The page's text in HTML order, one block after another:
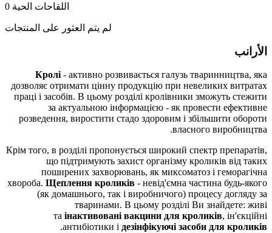
اللقاحات الحية 0
لم يتم العثور على المنتجات
الأرانب
Кролі - активно розвивається галузь тваринництва, яка
дозволяє отримати цінну продукцію при невеликих витратах
праці і засобів. В цьому розділі кролівники зможуть стежити
за актуальною інформацією - як провести ефективне
розведення, виростити стадо здоровим і збільшити обороти
власного виробництва.
Крім того, в розділі пропонується широкий спектр препаратів,
що підтримують захист організму кроликів від таких
поширених захворювань, як миксоматоз і геморагічна
хвороба. Щеплення кроликів - невід'ємна частина будь-якого
(як домашнього, так і виробничого) процесу догляду за
тваринами. В цьому розділі Ви знайдете: живі
та інактивовані вакцини для кроликів, ін'єкційні
антибіотики і дезінфікуючі засоби для кроликів
.